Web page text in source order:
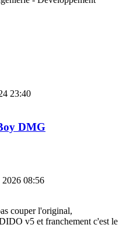
23:40
DMG
08:56
couper l'original,
v5 et franchement c'est le